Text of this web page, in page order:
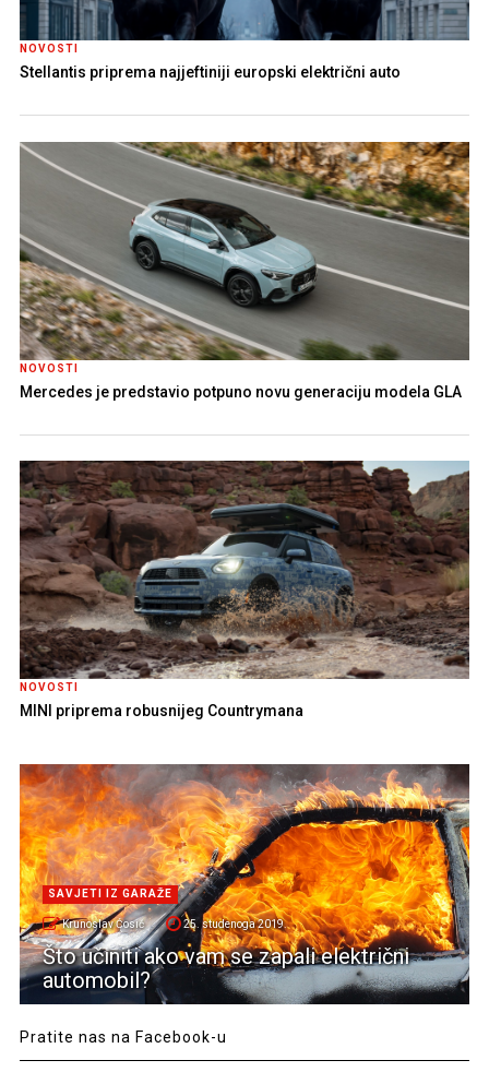
NOVOSTI
Stellantis priprema najjeftiniji europski električni auto
NOVOSTI
Mercedes je predstavio potpuno novu generaciju modela GLA
NOVOSTI
MINI priprema robusnijeg Countrymana
SAVJETI IZ GARAŽE
Krunoslav Ćosić 25. studenoga 2019.
Što učiniti ako vam se zapali električni
automobil?
Pratite nas na Facebook-u